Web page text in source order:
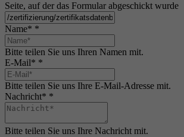
Seite, auf der das Formular abgeschickt wurde
Name* *
Bitte teilen Sie uns Ihren Namen mit.
E-Mail* *
Bitte teilen Sie uns Ihre E-Mail-Adresse mit.
Nachricht* *
Bitte teilen Sie uns Ihre Nachricht mit.